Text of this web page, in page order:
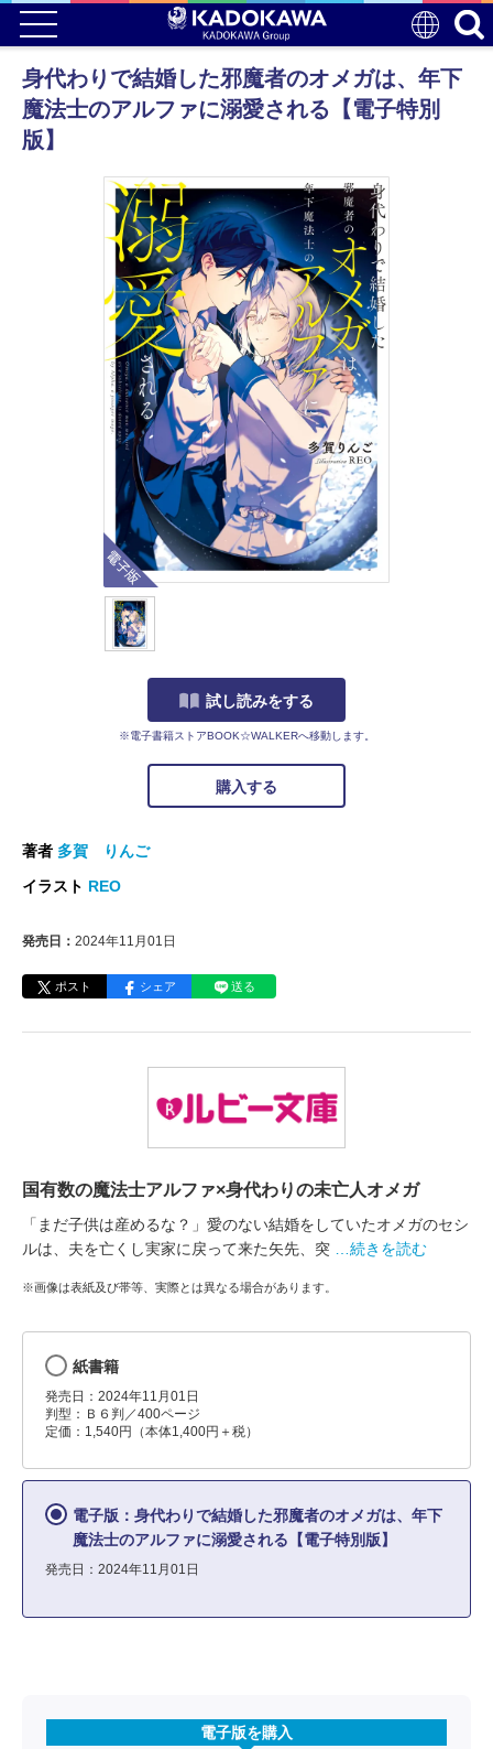
身代わりで結婚した邪魔者のオメガは、年下
魔法士のアルファに溺愛される【電子特別
版】
電子版
試し読みをする
※電子書籍ストアBOOK☆WALKERへ移動します。
購入する
著者 多賀 りんご
イラスト REO
発売日： 2024年11月01日
ポスト シェア 送る
国有数の魔法士アルファ×身代わりの未亡人オメガ
「まだ子供は産めるな？」愛のない結婚をしていたオメガのセシ
ルは、夫を亡くし実家に戻って来た矢先、突
…続きを読む
※画像は表紙及び帯等、実際とは異なる場合があります。
紙書籍
発売日：2024年11月01日
判型：Ｂ６判／400ページ
定価：1,540円（本体1,400円＋税）
電子版：身代わりで結婚した邪魔者のオメガは、年下
魔法士のアルファに溺愛される【電子特別版】
発売日：2024年11月01日
電子版を購入